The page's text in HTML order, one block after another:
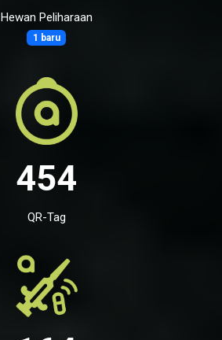
Hewan Peliharaan
1 baru
454
QR-Tag